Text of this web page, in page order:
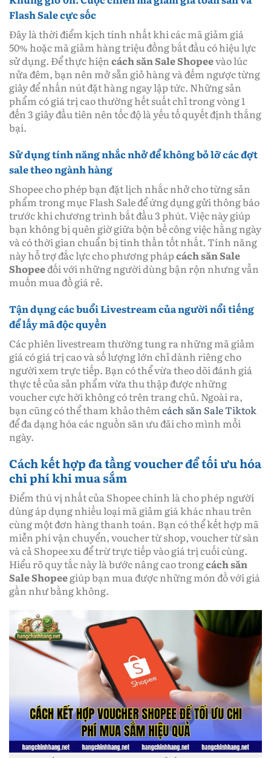
Flash Sale cực sốc
Đây là thời điểm kịch tính nhất khi các mã giảm giá
50% hoặc mã giảm hàng triệu đồng bắt đầu có hiệu lực
sử dụng. Để thực hiệncách săn Sale Shopeevào lúc
nửa đêm, bạn nên mở sẵn giỏ hàng và đếm ngược từng
giây để nhấn nút đặt hàng ngay lập tức. Những sản
phẩm có giá trị cao thường hết suất chỉ trong vòng 1
đến 3 giây đầu tiên nên tốc độ là yếu tố quyết định thắng
bại.
Sử dụng tính năng nhắc nhở để không bỏ lỡ các đợt
sale theo ngành hàng
Shopee cho phép bạn đặt lịch nhắc nhở cho từng sản
phẩm trong mục Flash Sale để ứng dụng gửi thông báo
trước khi chương trình bắt đầu 3 phút. Việc này giúp
bạn không bị quên giờ giữa bộn bề công việc hằng ngày
và có thời gian chuẩn bị tinh thần tốt nhất. Tính năng
này hỗ trợ đắc lực cho phương phápcách săn Sale
Shopeeđối với những người dùng bận rộn nhưng vẫn
muốn mua đồ giá rẻ.
Tận dụng các buổi Livestream của người nổi tiếng
để lấy mã độc quyền
Các phiên livestream thường tung ra những mã giảm
giá có giá trị cao và số lượng lớn chỉ dành riêng cho
người xem trực tiếp. Bạn có thể vừa theo dõi đánh giá
thực tế của sản phẩm vừa thu thập được những
voucher cực hời không có trên trang chủ. Ngoài ra,
bạn cũng có thể tham khảo thêmcách săn Sale Tiktok
để đa dạng hóa các nguồn săn ưu đãi cho mình mỗi
ngày.
Cách kết hợp đa tầng voucher để tối ưu hóa
chi phí khi mua sắm
Điểm thú vị nhất của Shopee chính là cho phép người
dùng áp dụng nhiều loại mã giảm giá khác nhau trên
cùng một đơn hàng thanh toán. Bạn có thể kết hợp mã
miễn phí vận chuyển, voucher từ shop, voucher từ sàn
và cả Shopee xu để trừ trực tiếp vào giá trị cuối cùng.
Hiểu rõ quy tắc này là bước nâng cao trongcách săn
Sale Shopeegiúp bạn mua được những món đồ với giá
gần như bằng không.